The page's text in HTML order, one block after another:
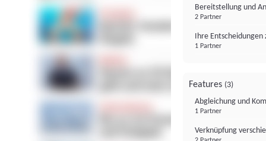
Bereitstellung und
2 Partner
Ihre
1 Partner
Features (3)
Abgleichung und
1 Partner
Verknüpfung